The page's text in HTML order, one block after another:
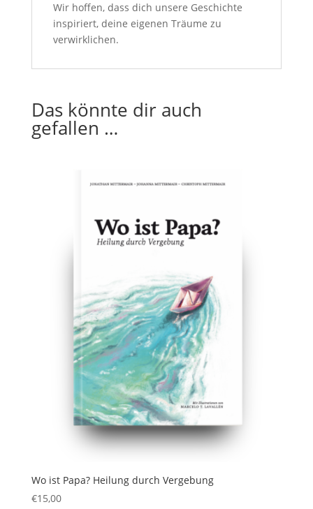
Wir hoffen, dass dich unsere Geschichte
inspiriert, deine eigenen Träume zu
verwirklichen.
Das könnte dir auch
gefallen …
Wo ist Papa? Heilung durch Vergebung
€15,00